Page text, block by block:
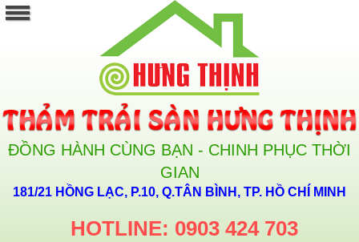
ĐỒNG HÀNH CÙNG BẠN - CHINH PHỤC THỜI
GIAN
181/21 HỒNG LẠC, P.10, Q.TÂN BÌNH, TP. HỒ CHÍ MINH
HOTLINE: 0903 424 703